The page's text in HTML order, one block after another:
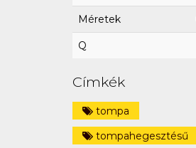
Méretek
Q
Címkék
tompa
tompahegesztésű